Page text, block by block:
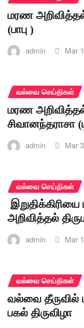
மரண
(பாபு )
admin Mar
வல்வை செய்திகள்
மரண அறிவித்தல்
சிவானந்தராசா
admin Mar
வல்வை செய்திகள்
இறுதிக்கிரியை
அறிவித்தல்
admin Mar
வல்வை செய்திகள்
வல்வை தீருவில்
பகல் திருவிழா